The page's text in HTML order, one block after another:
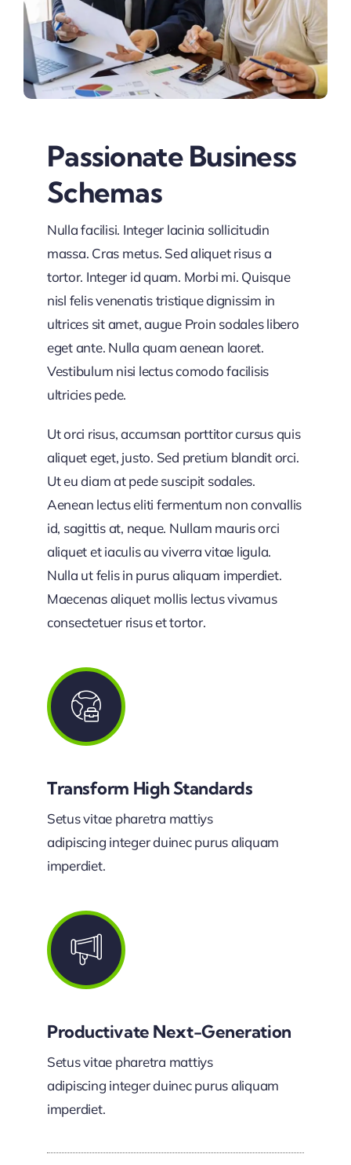
Passionate Business
Schemas
Nulla facilisi. Integer lacinia sollicitudin
massa. Cras metus. Sed aliquet risus a
tortor. Integer id quam. Morbi mi. Quisque
nisl felis venenatis tristique dignissim in
ultrices sit amet, augue Proin sodales libero
eget ante. Nulla quam aenean laoret.
Vestibulum nisi lectus comodo facilisis
ultricies pede.
Ut orci risus, accumsan porttitor cursus quis
aliquet eget, justo. Sed pretium blandit orci.
Ut eu diam at pede suscipit sodales.
Aenean lectus eliti fermentum non convallis
id, sagittis at, neque. Nullam mauris orci
aliquet et iaculis au viverra vitae ligula.
Nulla ut felis in purus aliquam imperdiet.
Maecenas aliquet mollis lectus vivamus
consectetuer risus et tortor.
Transform High Standards
Setus vitae pharetra mattiys
adipiscing integer duinec purus aliquam
imperdiet.
Productivate Next-Generation
Setus vitae pharetra mattiys
adipiscing integer duinec purus aliquam
imperdiet.